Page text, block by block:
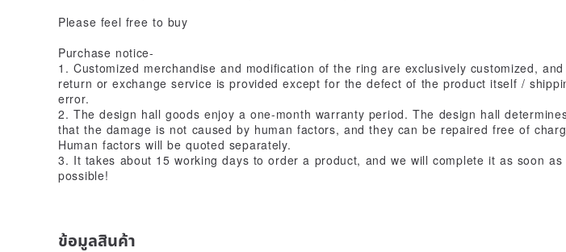
Please feel free to buy
Purchase notice-
1. Customized merchandise and modification of the ring are exclusively customized, and
return or exchange service is provided except for the defect of the product itself /
error.
2. The design hall goods enjoy a one-month warranty period. The design hall
that the damage is not caused by human factors, and they can be repaired free of
Human factors will be quoted separately.
3. It takes about 15 working days to order a product, and we will complete it as soon as
possible!
ข้อมูลสินค้า